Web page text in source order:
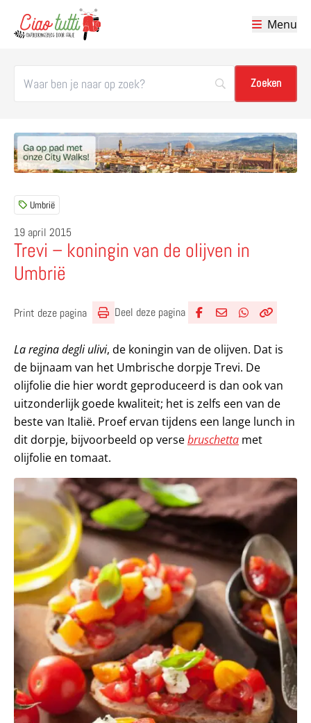
Menu
Umbrië
19 april 2015
Trevi – koningin van de olijven in
Umbrië
Print deze pagina Deel deze pagina
La regina degli ulivi, de koningin van de olijven. Dat is
de bijnaam van het Umbrische dorpje Trevi. De
olijfolie die hier wordt geproduceerd is dan ook van
uitzonderlijk goede kwaliteit; het is zelfs een van de
beste van Italië. Proef ervan tijdens een lange lunch in
dit dorpje, bijvoorbeeld op versebruschetta met
olijfolie en tomaat.